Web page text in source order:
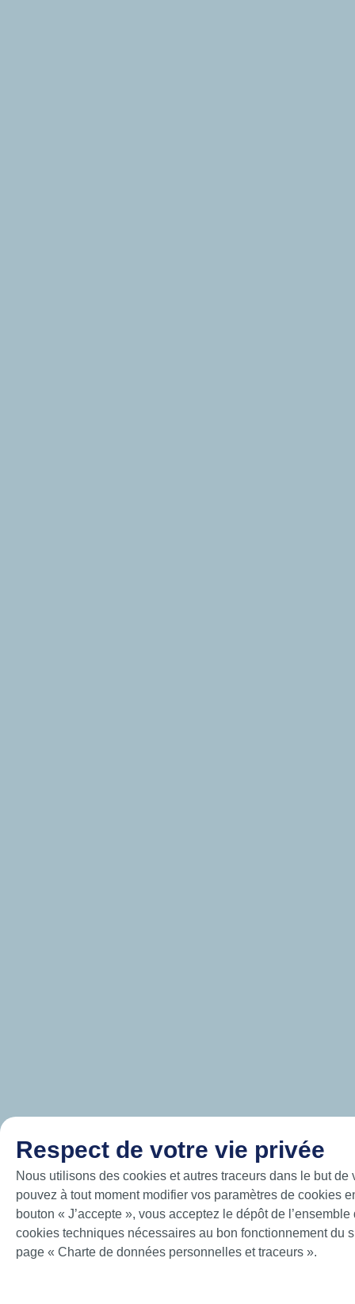
Respect de votre vie privée
Nous utilisons des cookies et autres traceurs dans le but
pouvez à tout moment modifier vos paramètres de cookies
bouton « J’accepte », vous acceptez le dépôt de
cookies techniques nécessaires au bon fonctionnement du
page « Charte de données personnelles et traceurs ».